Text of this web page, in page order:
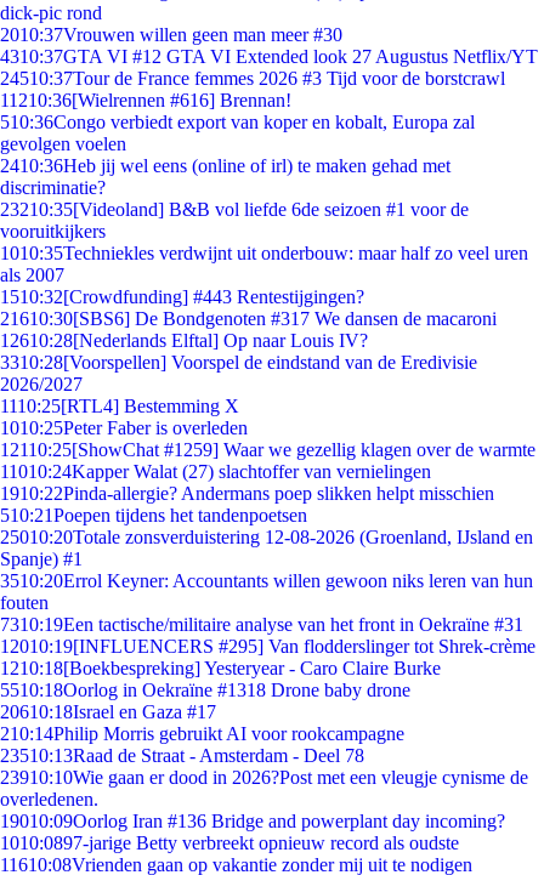
dick-pic rond
2010:37Vrouwen willen geen man meer #30
4310:37GTA VI #12 GTA VI Extended look 27 Augustus Netflix/YT
24510:37Tour de France femmes 2026 #3 Tijd voor de borstcrawl
11210:36[Wielrennen #616] Brennan!
510:36Congo verbiedt export van koper en kobalt, Europa zal
gevolgen voelen
2410:36Heb jij wel eens (online of irl) te maken gehad met
discriminatie?
23210:35[Videoland] B&B vol liefde 6de seizoen #1 voor de
vooruitkijkers
1010:35Techniekles verdwijnt uit onderbouw: maar half zo veel uren
als 2007
1510:32[Crowdfunding] #443 Rentestijgingen?
21610:30[SBS6] De Bondgenoten #317 We dansen de macaroni
12610:28[Nederlands Elftal] Op naar Louis IV?
3310:28[Voorspellen] Voorspel de eindstand van de Eredivisie
2026/2027
1110:25[RTL4] Bestemming X
1010:25Peter Faber is overleden
12110:25[ShowChat #1259] Waar we gezellig klagen over de warmte
11010:24Kapper Walat (27) slachtoffer van vernielingen
1910:22Pinda-allergie? Andermans poep slikken helpt misschien
510:21Poepen tijdens het tandenpoetsen
25010:20Totale zonsverduistering 12-08-2026 (Groenland, IJsland en
Spanje) #1
3510:20Errol Keyner: Accountants willen gewoon niks leren van hun
fouten
7310:19Een tactische/militaire analyse van het front in Oekraïne #31
12010:19[INFLUENCERS #295] Van flodderslinger tot Shrek-crème
1210:18[Boekbespreking] Yesteryear - Caro Claire Burke
5510:18Oorlog in Oekraïne #1318 Drone baby drone
20610:18Israel en Gaza #17
210:14Philip Morris gebruikt AI voor rookcampagne
23510:13Raad de Straat - Amsterdam - Deel 78
23910:10Wie gaan er dood in 2026?Post met een vleugje cynisme de
overledenen.
19010:09Oorlog Iran #136 Bridge and powerplant day incoming?
1010:0897-jarige Betty verbreekt opnieuw record als oudste
11610:08Vrienden gaan op vakantie zonder mij uit te nodigen